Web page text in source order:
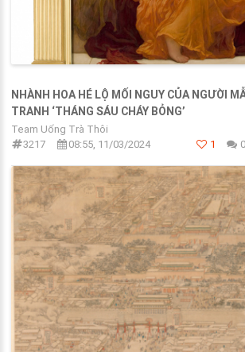
NHÀNH HOA HÉ LỘ MỐI NGUY CỦA NGƯỜI
TRANH ‘THÁNG SÁU CHÁY BỎNG’
Team Uống Trà Thôi
3217
08:55, 11/03/2024 1 0